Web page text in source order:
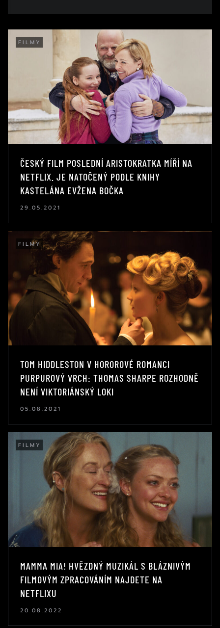
FILMY
ČESKÝ FILM POSLEDNÍ ARISTOKRATKA MÍŘÍ NA
NETFLIX. JE NATOČENÝ PODLE KNIHY
KASTELÁNA EVŽENA BOČKA
29.05.2021
FILMY
TOM HIDDLESTON V HOROROVÉ ROMANCI
PURPUROVÝ VRCH: THOMAS SHARPE ROZHODNĚ
NENÍ VIKTORIÁNSKÝ LOKI
05.08.2021
FILMY
MAMMA MIA! HVĚZDNÝ MUZIKÁL S BLÁZNIVÝM
FILMOVÝM ZPRACOVÁNÍM NAJDETE NA
NETFLIXU
20.08.2022